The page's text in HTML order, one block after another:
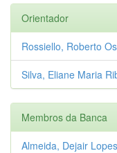
Orientador
Rossiello, Roberto
Silva, Eliane Maria
Membros da Banca
Almeida, Dejair